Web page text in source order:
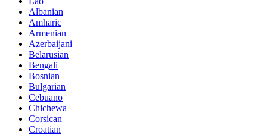
Albanian
Amharic
Armenian
Azerbaijani
Belarusian
Bengali
Bosnian
Bulgarian
Cebuano
Chichewa
Corsican
Croatian